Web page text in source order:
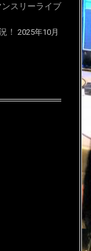
スリーライブ
！
2025年10月